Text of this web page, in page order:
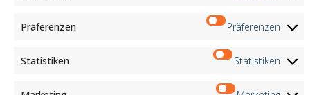
Präferenzen Präferenzen
Statistiken Statistiken
Newsletter Information